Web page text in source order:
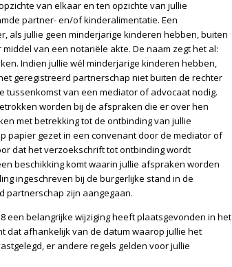
van elkaar en ten opzichte van jullie
partner- en/of kinderalimentatie. Een
als jullie geen minderjarige kinderen hebben, buiten
van een notariële akte. De naam zegt het al:
Indien jullie wél minderjarige kinderen hebben,
geregistreerd partnerschap niet buiten de rechter
tussenkomst van een mediator of advocaat nodig.
worden bij de afspraken die er over hen
met betrekking tot de ontbinding van jullie
papier gezet in een convenant door de mediator of
dat het verzoekschrift tot ontbinding wordt
beschikking komt waarin jullie afspraken worden
ingeschreven bij de burgerlijke stand in de
partnerschap zijn aangegaan.
een belangrijke wijziging heeft plaatsgevonden in het
dat afhankelijk van de datum waarop jullie het
er andere regels gelden voor jullie